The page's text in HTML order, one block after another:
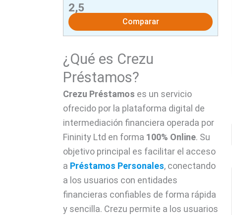
2,5
Comparar
¿Qué es Crezu
Préstamos?
Crezu Préstamos es un servicio
ofrecido por la plataforma digital de
intermediación financiera operada por
Fininity Ltd en forma 100% Online. Su
objetivo principal es facilitar el acceso
a Préstamos Personales, conectando
a los usuarios con entidades
financieras confiables de forma rápida
y sencilla. Crezu permite a los usuarios